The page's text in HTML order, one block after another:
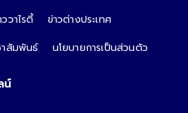
ววาไรตี้
ข่าวต่างประเทศ
าสัมพันธ์ นโยบายการเป็นส่วนตัว
น์